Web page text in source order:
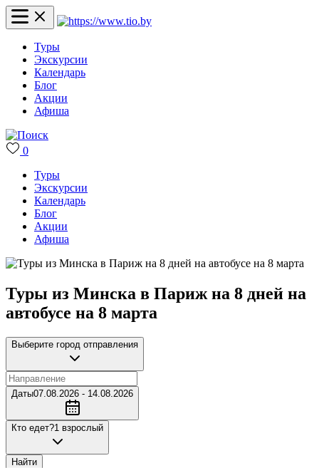
Туры
Экскурсии
Календарь
Блог
Акции
Афиша
0
Туры
Экскурсии
Календарь
Блог
Акции
Афиша
Туры из Минска в Париж на 8 дней на
автобусе на 8 марта
Выберите город отправления
Даты07.08.2026 - 14.08.2026
Кто едет?1 взрослый
Найти